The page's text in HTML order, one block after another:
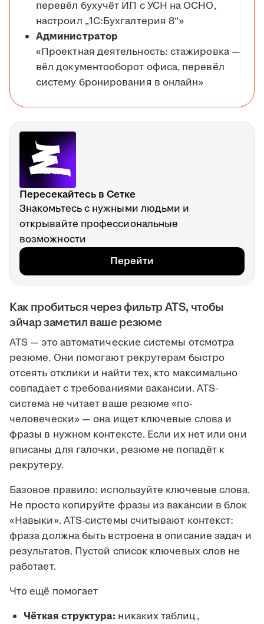
перевёл бухучёт ИП с УСН на ОСНО,
настроил „1С:Бухгалтерия 8“»
Администратор
«Проектная деятельность: стажировка —
вёл документооборот офиса, перевёл
систему бронирования в онлайн»
Пересекайтесь в Сетке
Знакомьтесь с нужными людьми и
открывайте профессиональные
возможности
Перейти
Как пробиться через фильтр ATS, чтобы
эйчар заметил ваше резюме
ATS — это автоматические системы отсмотра
резюме. Они помогают рекрутерам быстро
отсеять отклики и найти тех, кто максимально
совпадает с требованиями вакансии. ATS-
система не читает ваше резюме «по-
человечески» — она ищет ключевые слова и
фразы в нужном контексте. Если их нет или они
вписаны для галочки, резюме не попадёт к
рекрутеру.
Базовое правило: используйте ключевые слова.
Не просто копируйте фразы из вакансии в блок
«Навыки». ATS-системы считывают контекст:
фраза должна быть встроена в описание задач и
результатов. Пустой список ключевых слов не
работает.
Что ещё помогает
Чёткая структура: никаких таблиц,